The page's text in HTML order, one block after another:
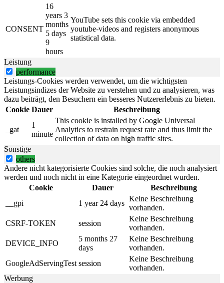
CONSENT
16
years 3
months
5 days
9
hours
YouTube sets this cookie via embedded
youtube-videos and registers anonymous
statistical data.
Leistung
performance
Leistungs-Cookies werden verwendet, um die wichtigsten
Leistungsindizes der Website zu verstehen und zu analysieren, was
dazu beiträgt, den Besuchern ein besseres Nutzererlebnis zu bieten.
Cookie Dauer Beschreibung
_gat
1
minute
This cookie is installed by Google Universal
Analytics to restrain request rate and thus limit the
collection of data on high traffic sites.
Sonstige
others
Andere nicht kategorisierte Cookies sind solche, die noch analysiert
werden und noch nicht in eine Kategorie eingeordnet wurden.
Cookie
Dauer
Beschreibung
__gpi
1 year 24 days
Keine Beschreibung
vorhanden.
CSRF-TOKEN
session
Keine Beschreibung
vorhanden.
DEVICE_INFO
5 months 27
days
Keine Beschreibung
vorhanden.
GoogleAdServingTest session
Keine Beschreibung
vorhanden.
Werbung